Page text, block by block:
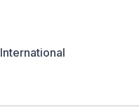
International